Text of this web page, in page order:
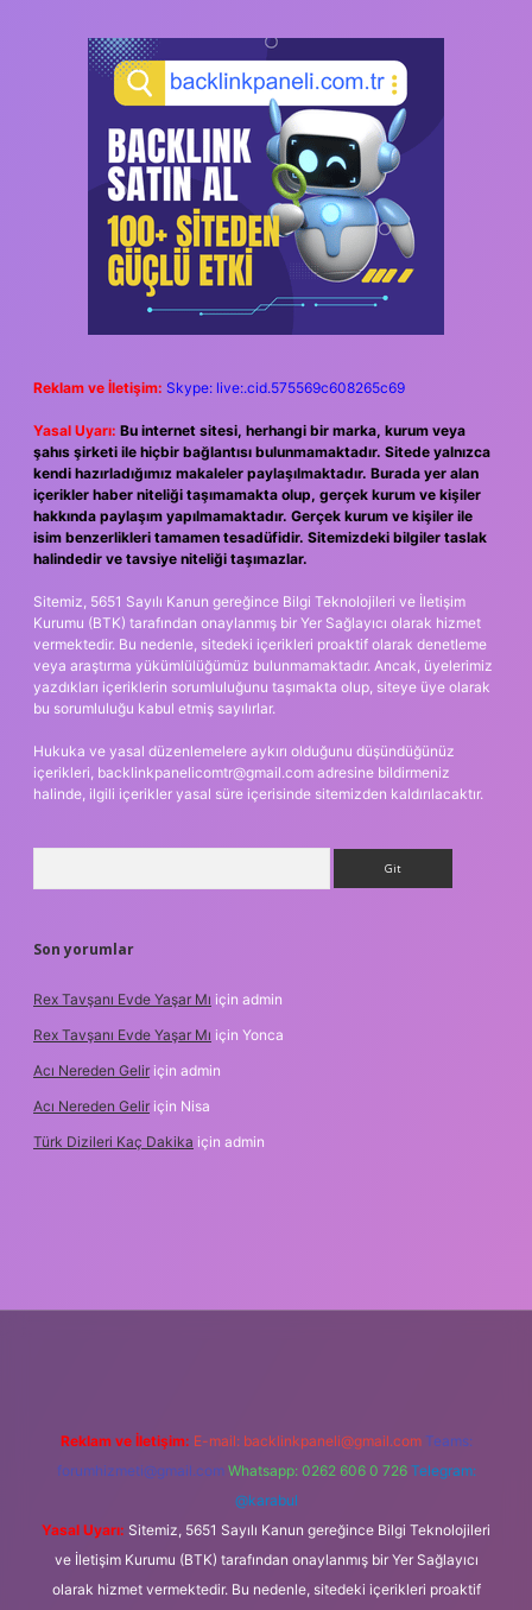
Reklam ve İletişim: Skype: live:.cid.575569c608265c69
Yasal Uyarı: Bu internet sitesi, herhangi bir marka, kurum veya
şahıs şirketi ile hiçbir bağlantısı bulunmamaktadır. Sitede yalnızca
kendi hazırladığımız makaleler paylaşılmaktadır. Burada yer alan
içerikler haber niteliği taşımamakta olup, gerçek kurum ve kişiler
hakkında paylaşım yapılmamaktadır. Gerçek kurum ve kişiler ile
isim benzerlikleri tamamen tesadüfidir. Sitemizdeki bilgiler taslak
halindedir ve tavsiye niteliği taşımazlar.
Sitemiz, 5651 Sayılı Kanun gereğince Bilgi Teknolojileri ve İletişim
Kurumu (BTK) tarafından onaylanmış bir Yer Sağlayıcı olarak hizmet
vermektedir. Bu nedenle, sitedeki içerikleri proaktif olarak denetleme
veya araştırma yükümlülüğümüz bulunmamaktadır. Ancak, üyelerimiz
yazdıkları içeriklerin sorumluluğunu taşımakta olup, siteye üye olarak
bu sorumluluğu kabul etmiş sayılırlar.
Hukuka ve yasal düzenlemelere aykırı olduğunu düşündüğünüz
içerikleri, backlinkpanelicomtr@gmail.com adresine bildirmeniz
halinde, ilgili içerikler yasal süre içerisinde sitemizden kaldırılacaktır.
Son yorumlar
Rex Tavşanı Evde Yaşar Mı için admin
Rex Tavşanı Evde Yaşar Mı için Yonca
Acı Nereden Gelir için admin
Acı Nereden Gelir için Nisa
Türk Dizileri Kaç Dakika için admin
Reklam ve İletişim: E-mail: backlinkpaneli@gmail.com Teams:
forumhizmeti@gmail.com Whatsapp: 0262 606 0 726 Telegram:
@karabul
Yasal Uyarı: Sitemiz, 5651 Sayılı Kanun gereğince Bilgi Teknolojileri
ve İletişim Kurumu (BTK) tarafından onaylanmış bir Yer Sağlayıcı
olarak hizmet vermektedir. Bu nedenle, sitedeki içerikleri proaktif